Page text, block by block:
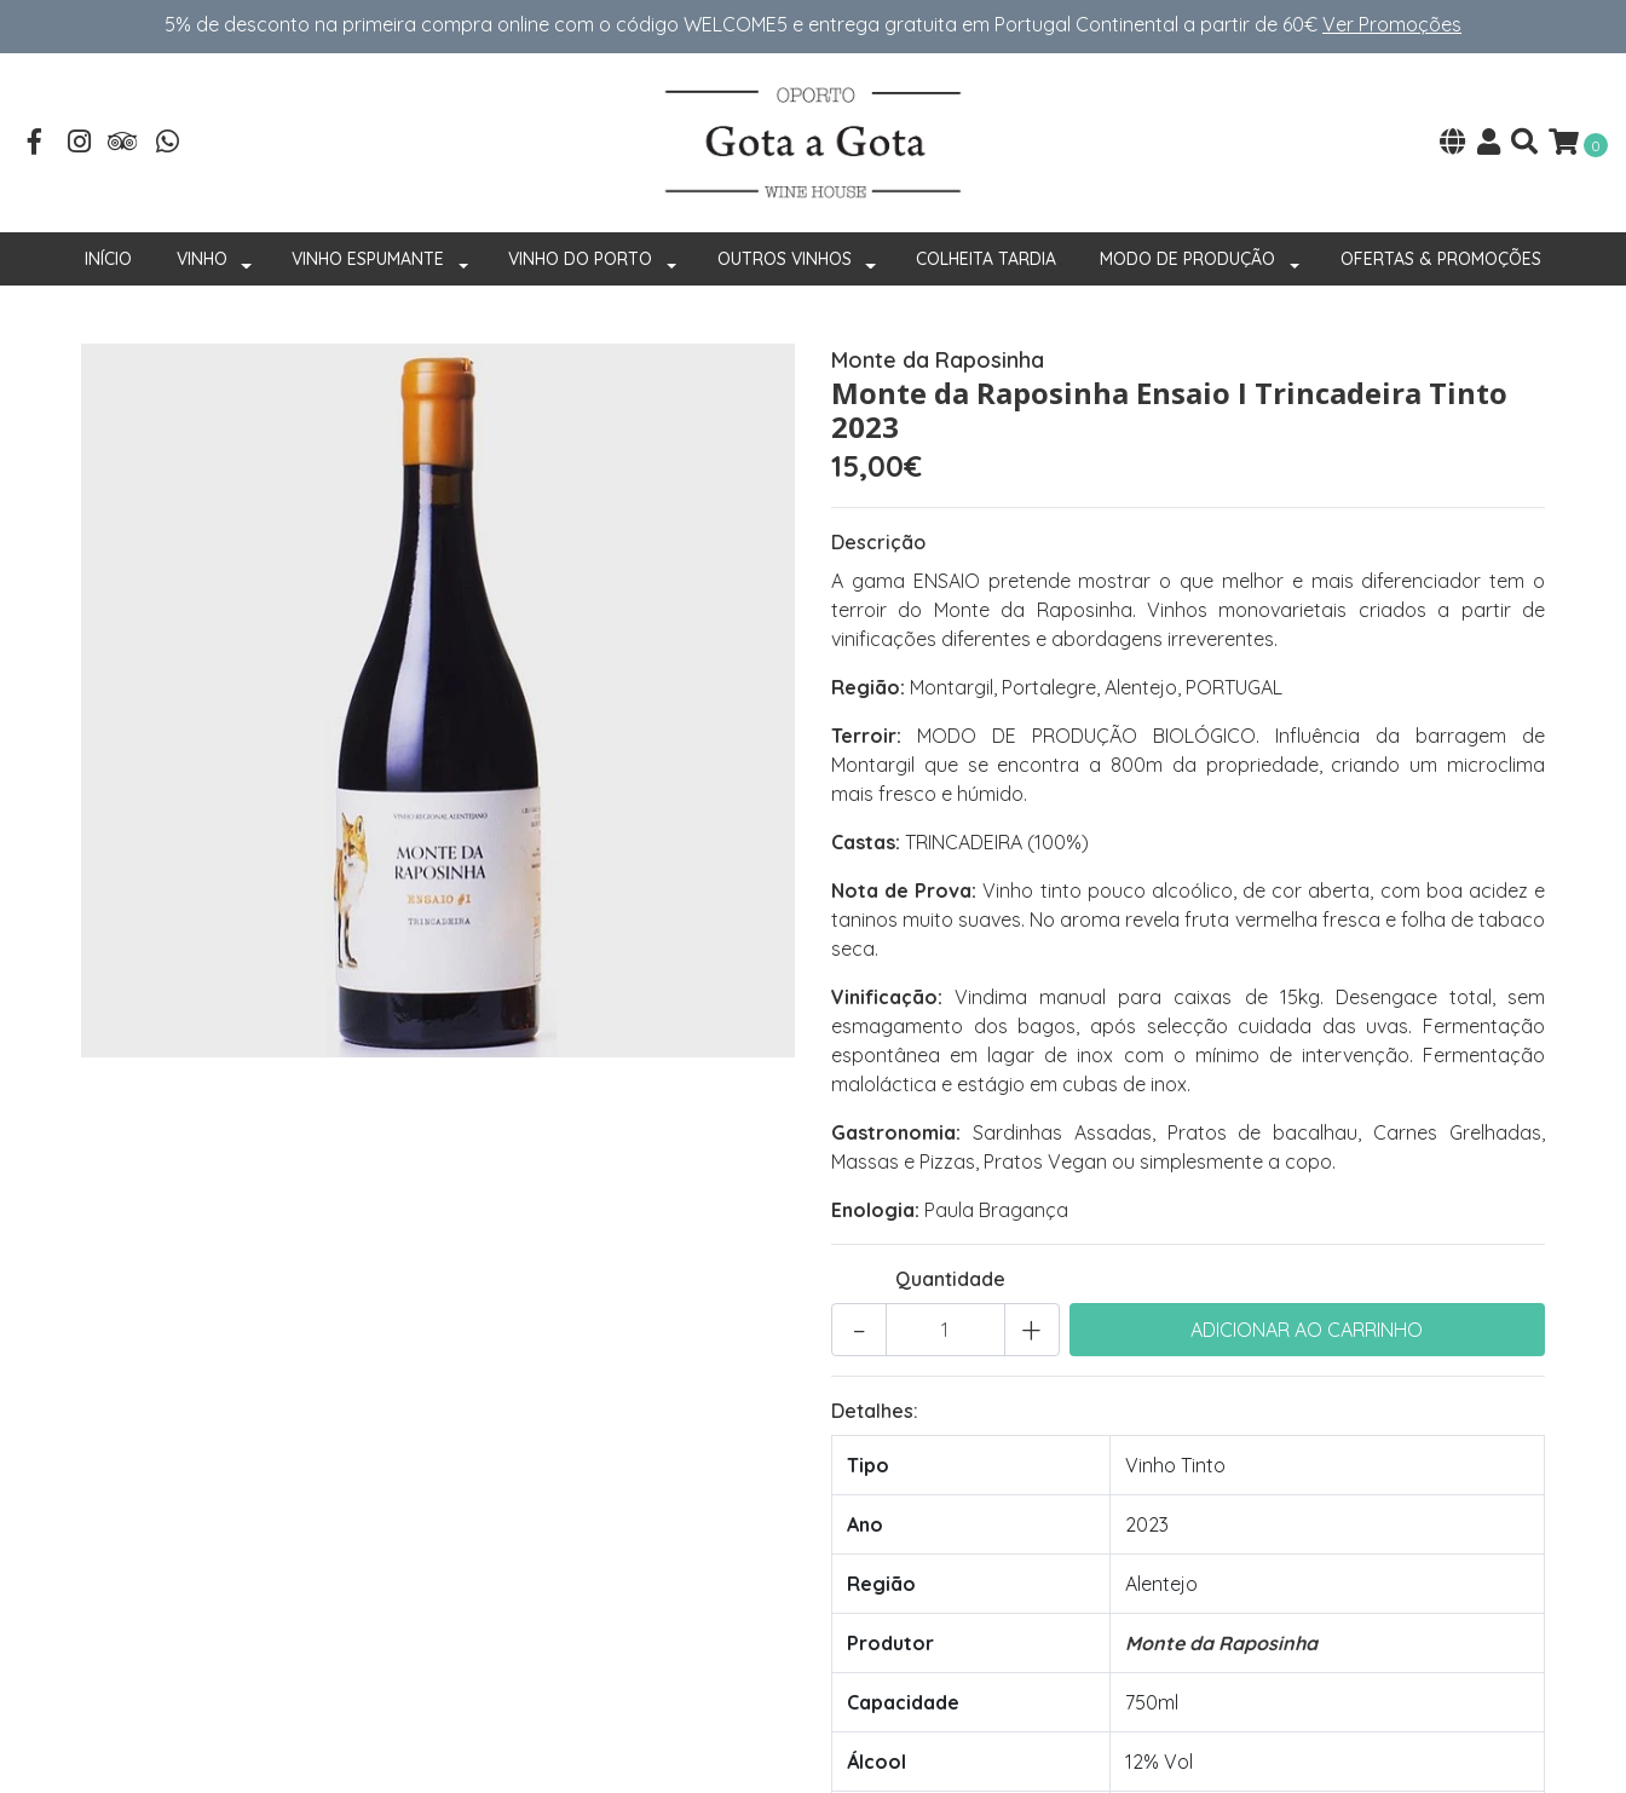
5% de desconto na primeira compra online com o código WELCOME5 e entrega gratuita em Portugal Continental a partir de 60€ Ver Promoções
0
INÍCIO VINHO VINHO ESPUMANTE VINHO DO PORTO OUTROS VINHOS COLHEITA TARDIA MODO DE PRODUÇÃO OFERTAS & PROMOÇÕES
Monte da Raposinha
Monte da Raposinha Ensaio I Trincadeira Tinto
2023
15,00€
Descrição
A gama ENSAIO pretende mostrar o que melhor e mais diferenciador tem o
terroir do Monte da Raposinha. Vinhos monovarietais criados a partir de
vinificações diferentes e abordagens irreverentes.
Região: Montargil, Portalegre, Alentejo, PORTUGAL
Terroir: MODO DE PRODUÇÃO BIOLÓGICO. Influência da barragem de
Montargil que se encontra a 800m da propriedade, criando um microclima
mais fresco e húmido.
Castas: TRINCADEIRA (100%)
Nota de Prova: Vinho tinto pouco alcoólico, de cor aberta, com boa acidez e
taninos muito suaves. No aroma revela fruta vermelha fresca e folha de tabaco
seca.
Vinificação: Vindima manual para caixas de 15kg. Desengace total, sem
esmagamento dos bagos, após selecção cuidada das uvas. Fermentação
espontânea em lagar de inox com o mínimo de intervenção. Fermentação
maloláctica e estágio em cubas de inox.
Gastronomia: Sardinhas Assadas, Pratos de bacalhau, Carnes Grelhadas,
Massas e Pizzas, Pratos Vegan ou simplesmente a copo.
Enologia: Paula Bragança
Quantidade
+
-
Detalhes:
Tipo Vinho Tinto
Ano 2023
Região Alentejo
Produtor Monte da Raposinha
Capacidade 750ml
Álcool 12% Vol